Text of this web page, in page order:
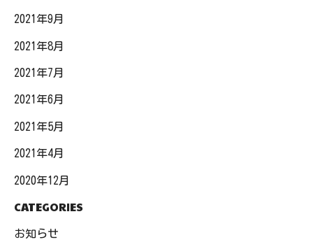
2021年9月
2021年8月
2021年7月
2021年6月
2021年5月
2021年4月
2020年12月
CATEGORIES
お知らせ